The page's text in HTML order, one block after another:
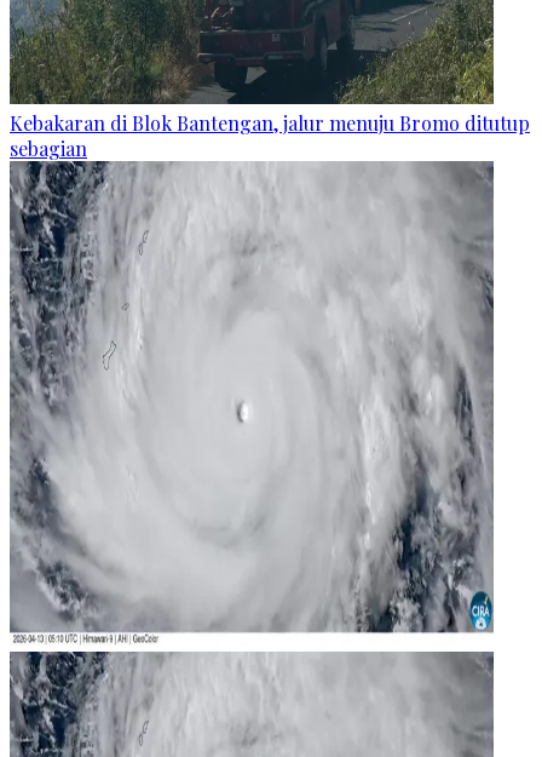
Kebakaran di Blok Bantengan, jalur menuju Bromo ditutup
sebagian